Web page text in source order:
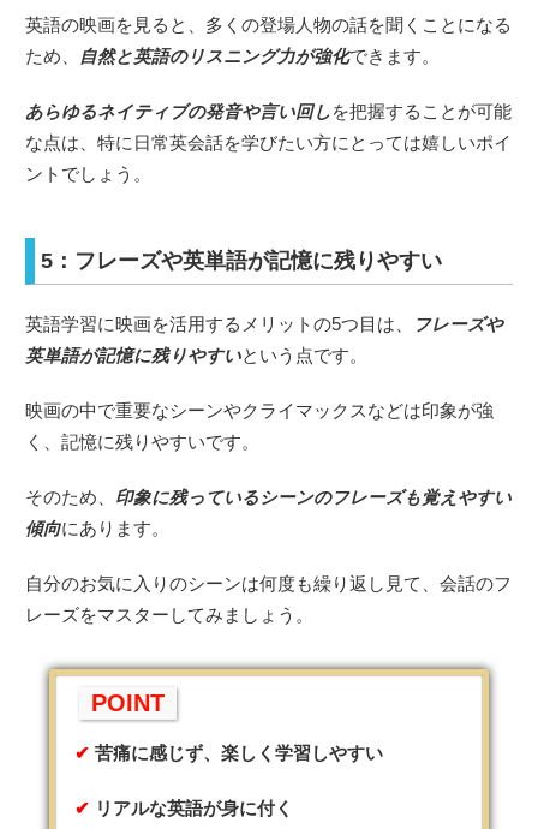
英語の映画を見ると、多くの登場人物の話を聞くことになる
ため、
自然と英語のリスニング力が強化できます。
あらゆるネイティブの発音や言い回し を把握することが可能
な点は、特に日常英会話を学びたい方にとっては嬉しいポイ
ントでしょう。
5：フレーズや英単語が記憶に残りやすい
英語学習に映画を活用するメリットの5つ目は、
フレーズや
英単語が記憶に残りやすいという点です。
映画の中で重要なシーンやクライマックスなどは印象が強
く、記憶に残りやすいです。
そのため、 印象に残っているシーンのフレーズも覚えやすい
傾向にあります。
自分のお気に入りのシーンは何度も繰り返し見て、会話のフ
レーズをマスターしてみましょう。
POINT
苦痛に感じず、楽しく学習しやすい
リアルな英語が身に付く